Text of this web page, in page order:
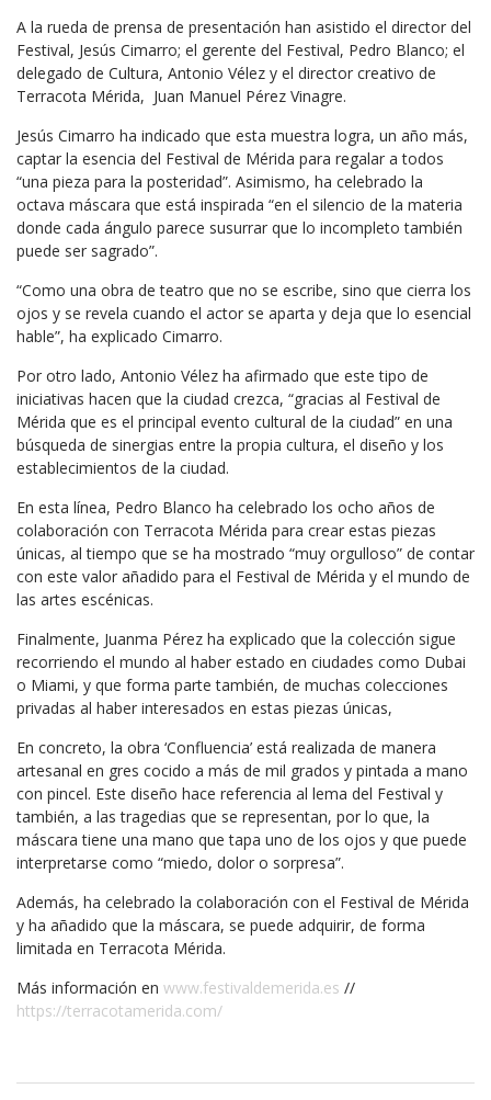
A la rueda de prensa de presentación han asistido el director del
Festival, Jesús Cimarro; el gerente del Festival, Pedro Blanco; el
delegado de Cultura, Antonio Vélez y el director creativo de
Terracota Mérida, Juan Manuel Pérez Vinagre.
Jesús Cimarro ha indicado que esta muestra logra, un año más,
captar la esencia del Festival de Mérida para regalar a todos
“una pieza para la posteridad”. Asimismo, ha celebrado la
octava máscara que está inspirada “en el silencio de la materia
donde cada ángulo parece susurrar que lo incompleto también
puede ser sagrado”.
“Como una obra de teatro que no se escribe, sino que cierra los
ojos y se revela cuando el actor se aparta y deja que lo esencial
hable”, ha explicado Cimarro.
Por otro lado, Antonio Vélez ha afirmado que este tipo de
iniciativas hacen que la ciudad crezca, “gracias al Festival de
Mérida que es el principal evento cultural de la ciudad” en una
búsqueda de sinergias entre la propia cultura, el diseño y los
establecimientos de la ciudad.
En esta línea, Pedro Blanco ha celebrado los ocho años de
colaboración con Terracota Mérida para crear estas piezas
únicas, al tiempo que se ha mostrado “muy orgulloso” de contar
con este valor añadido para el Festival de Mérida y el mundo de
las artes escénicas.
Finalmente, Juanma Pérez ha explicado que la colección sigue
recorriendo el mundo al haber estado en ciudades como Dubai
o Miami, y que forma parte también, de muchas colecciones
privadas al haber interesados en estas piezas únicas,
En concreto, la obra ‘Confluencia’ está realizada de manera
artesanal en gres cocido a más de mil grados y pintada a mano
con pincel. Este diseño hace referencia al lema del Festival y
también, a las tragedias que se representan, por lo que, la
máscara tiene una mano que tapa uno de los ojos y que puede
interpretarse como “miedo, dolor o sorpresa”.
Además, ha celebrado la colaboración con el Festival de Mérida
y ha añadido que la máscara, se puede adquirir, de forma
limitada en Terracota Mérida.
Más información en www.festivaldemerida.es //
https://terracotamerida.com/